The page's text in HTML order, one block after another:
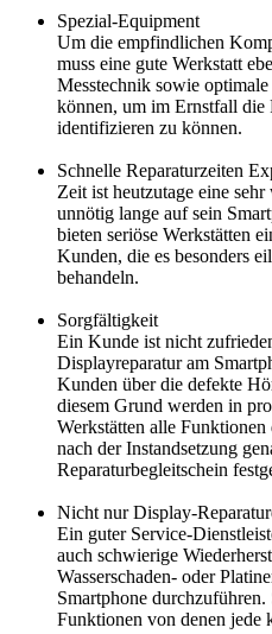
Spezial-Equipment
Um die empfindlichen
muss eine gute Werkstatt
Messtechnik sowie
können, um im Ernstfall die
identifizieren zu können.
Schnelle Reparaturzeiten
Zeit ist heutzutage eine
unnötig lange auf sein
bieten seriöse Werkstätten
Kunden, die es besonders
behandeln.
Sorgfältigkeit
Ein Kunde ist nicht
Displayreparatur am
Kunden über die defekte
diesem Grund werden in
Werkstätten alle
nach der Instandsetzung
Reparaturbegleitschein
Nicht nur Display-
Ein guter Service-
auch schwierige
Wasserschaden- oder
Smartphone
Funktionen von denen jede